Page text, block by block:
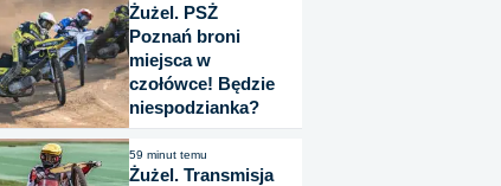
Żużel. PSŻ
Poznań broni
miejsca w
czołówce! Będzie
niespodzianka?
59 minut temu
Żużel. Transmisja